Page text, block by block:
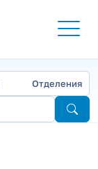
Отделения